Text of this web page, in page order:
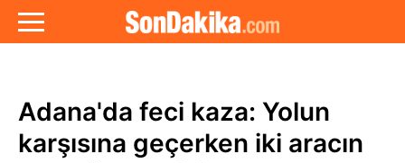
Adana'da feci kaza: Yolun
karşısına geçerken iki aracın